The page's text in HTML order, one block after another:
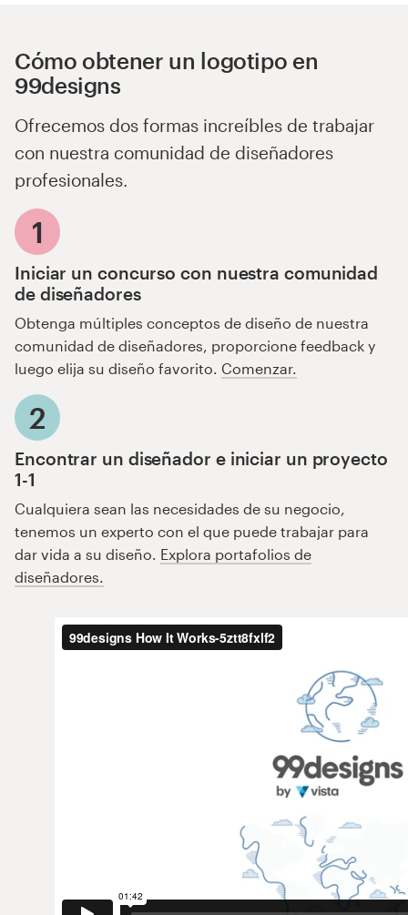
Cómo obtener un logotipo en
99designs
Ofrecemos dos formas increíbles de trabajar
con nuestra comunidad de diseñadores
profesionales.
1
Iniciar un concurso con nuestra comunidad
de diseñadores
Obtenga múltiples conceptos de diseño de nuestra
comunidad de diseñadores, proporcione feedback y
luego elija su diseño favorito. Comenzar.
2
Encontrar un diseñador e iniciar un proyecto
1-1
Cualquiera sean las necesidades de su negocio,
tenemos un experto con el que puede trabajar para
dar vida a su diseño. Explora portafolios de
diseñadores.